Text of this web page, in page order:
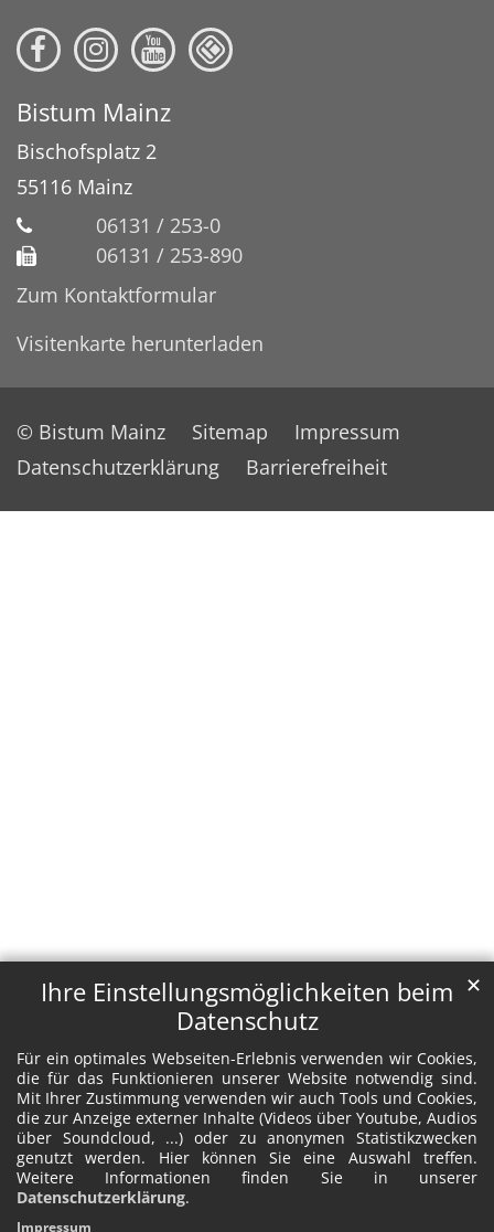
Ihre Einstellungsmöglichkeiten beim
Datenschutz
Für ein optimales Webseiten-Erlebnis verwenden wir Cookies,
die für das Funktionieren unserer Website notwendig sind.
Mit Ihrer Zustimmung verwenden wir auch Tools und Cookies,
die zur Anzeige externer Inhalte (Videos über Youtube, Audios
über Soundcloud, ...) oder zu anonymen Statistikzwecken
genutzt werden. Hier können Sie eine Auswahl treffen.
Weitere Informationen finden Sie in unserer
Datenschutzerklärung.
✕
Impressum
Bistum Mainz
Bischofsplatz 2
55116 Mainz
06131 / 253-0
06131 / 253-890
Zum Kontaktformular
Visitenkarte herunterladen
© Bistum Mainz Sitemap
Impressum
Datenschutzerklärung
Barrierefreiheit